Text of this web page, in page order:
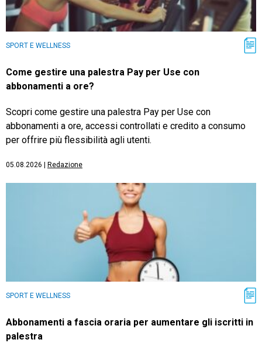
SPORT E WELLNESS
Come gestire una palestra Pay per Use con
abbonamenti a ore?
Scopri come gestire una palestra Pay per Use con
abbonamenti a ore, accessi controllati e credito a consumo
per offrire più flessibilità agli utenti.
05.08.2026 Redazione
SPORT E WELLNESS
Abbonamenti a fascia oraria per aumentare gli iscritti in
palestra